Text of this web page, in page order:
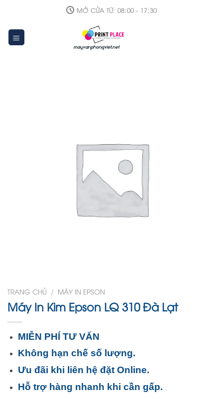
content
MỞ CỬA TỪ: 08:00 - 17:30
TRANG CHỦ / MÁY IN EPSON
Máy In Kim Epson LQ 310 Đà Lạt
MIỄN PHÍ TƯ VẤN
Không hạn chế số lượng.
Ưu đãi khi liên hệ đặt Online.
Hỗ trợ hàng nhanh khi cần gấp.